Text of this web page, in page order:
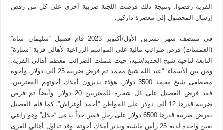
القرية رفضوا، ونتيجة ذلك فرضت اللجنة ضريبة أخرى على كل من رفض
إرسال المحصول إلى معصرة داركير.
في منتصف شهر تشرين الأول/أكتوبر 2023 قام فصيل “سليمان شاه”
(العمشات) فرض ضرائب مالية على المواسم الزراعية لأهالي قرية “سنارة”
التابعة لناحية شيخ الحديد/شيه، حيث شملت الضرائب معظم أهالي القرية،
ومن بين الأسماء: “عبد الله شيخ محمد تم فرض ضريبة 25 ألف دولار، وأخوه
مصطفى شيخ محمد 3500 دولار، هؤلاء يديرون أملاك أخوتهم المغتربين،
فقد فرض الفصيل على كل شجرة للمغتربين 20 دولار. وأيضاً تم فرض
ضريبة قدرها 12 ألف دولار على المواطن “أحمد أوغراش”، كما قام الفصيل
بفرض ضريبة قدرها 6500 دولار على رجلٍ فقير جداً يدعى “جلال” وهو راعي
بعينٍ واحدة لديه 25 رأس ماشية ويدير أملاك أخوته. وقد تداول أهالي القرى